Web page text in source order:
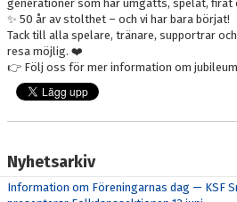
generationer som har umgåtts, spelat, firat
✨ 50 år av stolthet – och vi har bara börjat!
Tack till alla spelare, tränare, supportrar
resa möjlig. ❤️
👉 Följ oss för mer information om
Nyhetsarkiv
Information om Föreningarnas dag — KSF